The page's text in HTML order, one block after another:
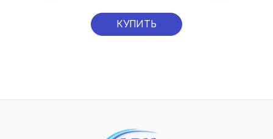
КУПИТЬ